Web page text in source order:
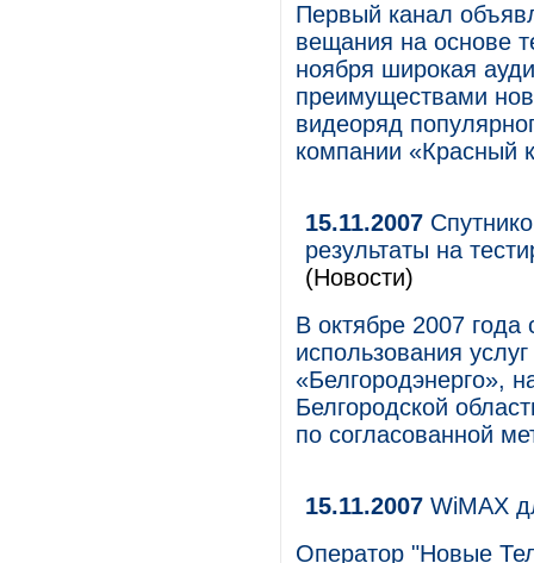
Первый канал
вещания на основе
ноября широкая
преимуществами
видеоряд
компании «Красный
15.11.2007
результаты на
(Новости)
В октябре 2007
использования
«Белгородэнерго»,
Белгородской
по согласованной
15.11.2007 WiMAX
Оператор "Новые